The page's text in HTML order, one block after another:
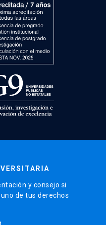
y consejo si
de tus derechos